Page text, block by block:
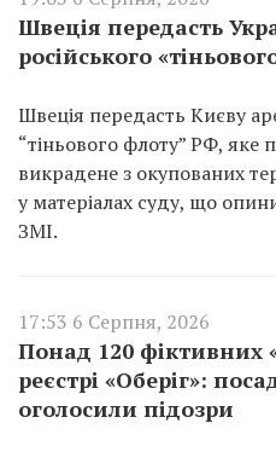
Швеція передасть
російського
Швеція передасть Києву
“тіньового флоту” РФ, яке
викрадене з окупованих
у матеріалах суду, що
ЗМІ.
17:53 6 Серпня, 2026
Понад 120 фіктивних
реєстрі «Оберіг»:
оголосили підозри